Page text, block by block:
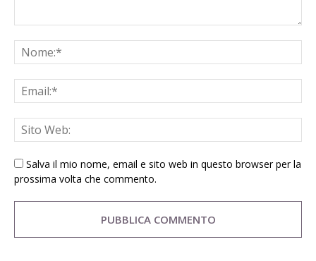
Salva il mio nome, email e sito web in questo browser per la
prossima volta che commento.